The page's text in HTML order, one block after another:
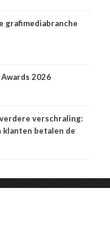
grafimediabranche
2026
verschraling:
klanten betalen de